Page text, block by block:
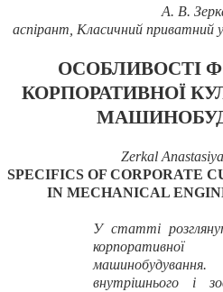
А. В.
аспірант, Класичний
ОСОБЛИВОСТІ
КОРПОРАТИВНОЇ
Zerkal
SPECIFICS OF CORPORATE
IN MECHANICAL
У статті
внутрішнього і